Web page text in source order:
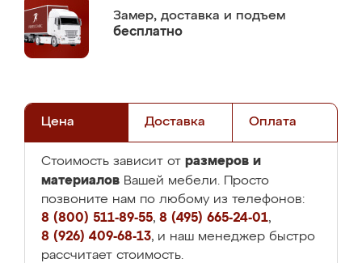
Замер, доставка и подъем
бесплатно
Цена Доставка Оплата
Стоимость зависит от размеров и
материалов Вашей мебели. Просто
позвоните нам по любому из телефонов:
8 (800) 511-89-55, 8 (495) 665-24-01,
8 (926) 409-68-13, и наш менеджер быстро
рассчитает стоимость.